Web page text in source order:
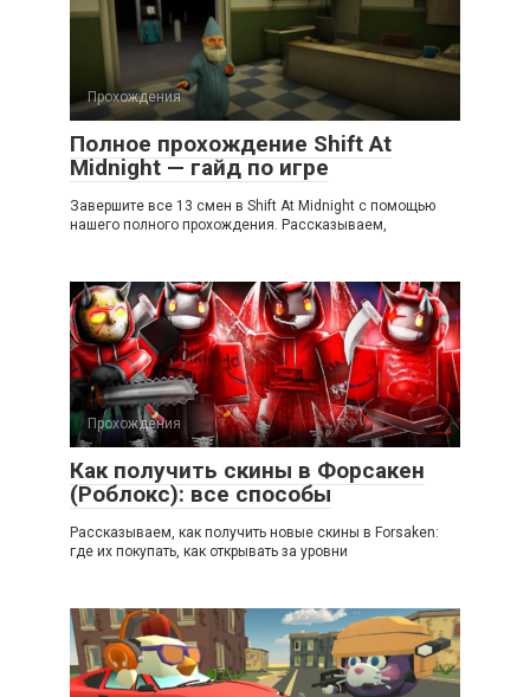
Прохождения
Полное прохождение Shift At
Midnight — гайд по игре
Завершите все 13 смен в Shift At Midnight с помощью
нашего полного прохождения. Рассказываем,
Прохождения
Как получить скины в Форсакен
(Роблокс): все способы
Рассказываем, как получить новые скины в Forsaken:
где их покупать, как открывать за уровни